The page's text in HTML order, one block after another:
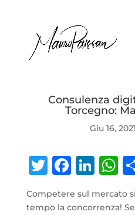
Consulenza
Torcegno:
Giu 16, 2021
Twitter
Competere sul mercato
tempo la concorrenza!